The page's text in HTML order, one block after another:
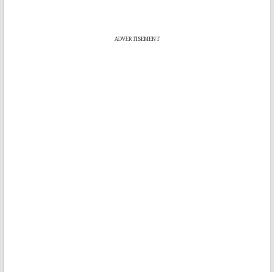
ADVERTISEMENT